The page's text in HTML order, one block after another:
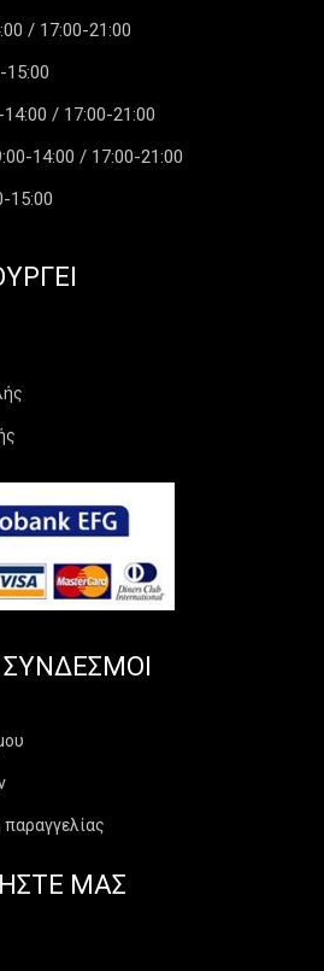
/ 17:00-21:00
/ 17:00-21:00
14:00 / 17:00-21:00
15:00
ΜΑΣ